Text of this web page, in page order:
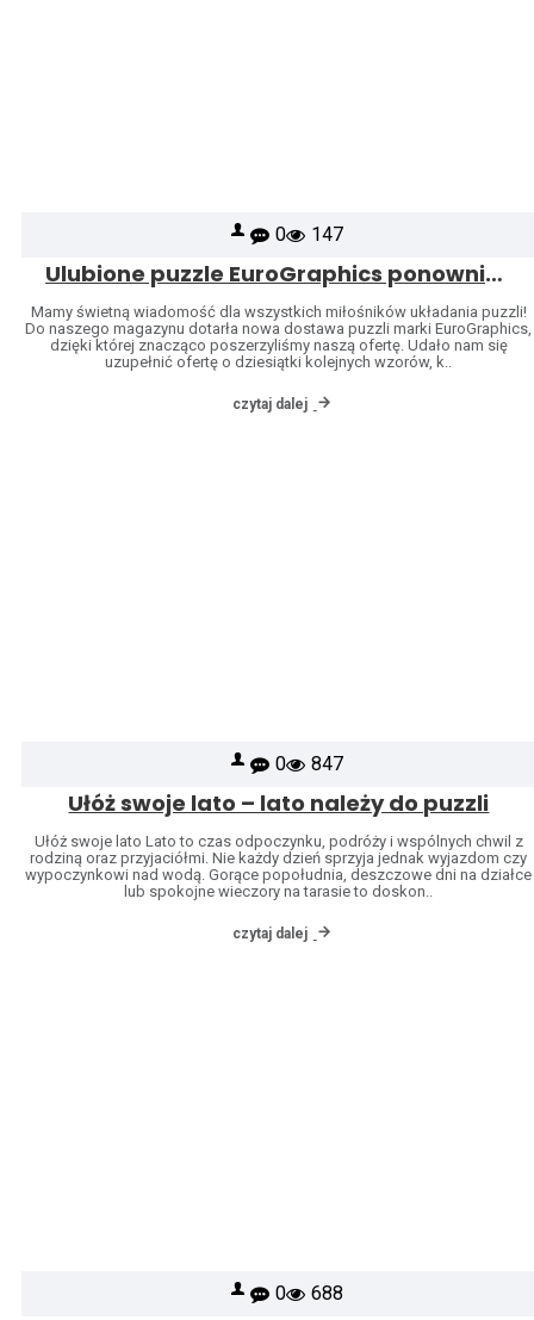
0 147
Ulubione puzzle EuroGraphics ponownie dostępne – poszerzyliśmy naszą ofertę o kolejne wzory!
Mamy świetną wiadomość dla wszystkich miłośników układania puzzli!
Do naszego magazynu dotarła nowa dostawa puzzli marki EuroGraphics,
dzięki której znacząco poszerzyliśmy naszą ofertę. Udało nam się
uzupełnić ofertę o dziesiątki kolejnych wzorów, k..
czytaj dalej
0 847
Ułóż swoje lato – lato należy do puzzli
Ułóż swoje lato Lato to czas odpoczynku, podróży i wspólnych chwil z
rodziną oraz przyjaciółmi. Nie każdy dzień sprzyja jednak wyjazdom czy
wypoczynkowi nad wodą. Gorące popołudnia, deszczowe dni na działce
lub spokojne wieczory na tarasie to doskon..
czytaj dalej
0 688